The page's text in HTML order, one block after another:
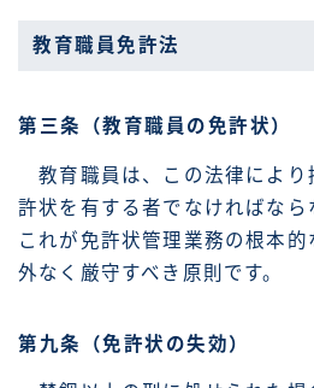
教育職員免許法
第三条（教育職員の免許状）
教育職員は、この法律により
許状を有する者でなければなら
これが免許状管理業務の根本的
外なく厳守すべき原則です。
第九条（免許状の失効）